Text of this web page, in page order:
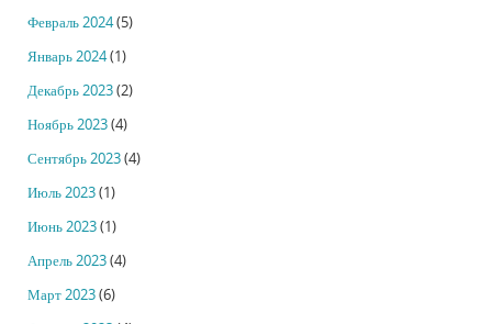
Февраль 2024(5)
Январь 2024(1)
Декабрь 2023(2)
Ноябрь 2023(4)
Сентябрь 2023(4)
Июль 2023(1)
Июнь 2023(1)
Апрель 2023(4)
Март 2023(6)